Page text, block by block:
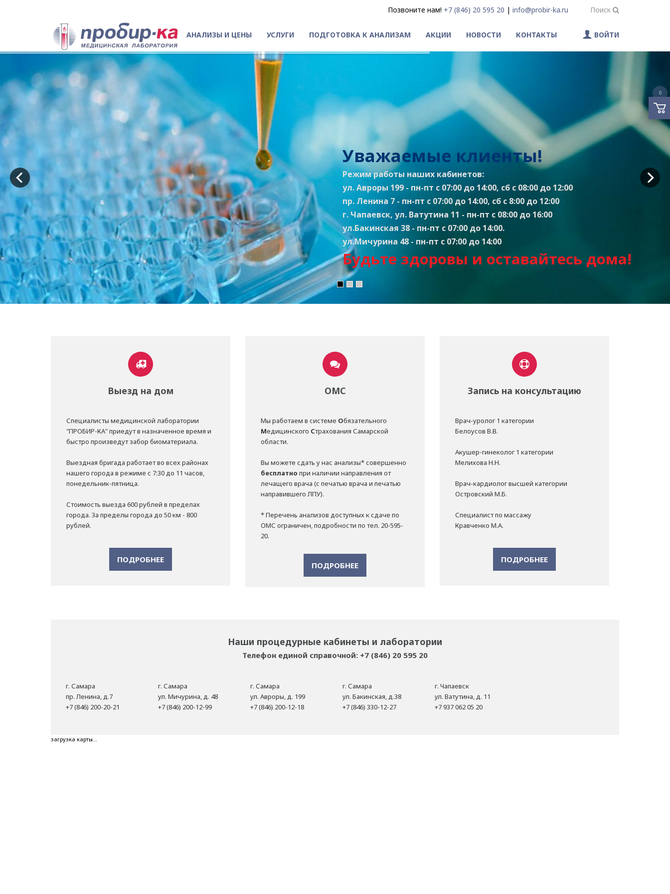
Позвоните нам! +7 (846) 20 595 20 | info@probir-ka.ru Поиск
АНАЛИЗЫ И ЦЕНЫ УСЛУГИ ПОДГОТОВКА К АНАЛИЗАМ АКЦИИ НОВОСТИ КОНТАКТЫ ВОЙТИ
Уважаемые клиенты!
Режим работы наших кабинетов:
ул. Авроры 199 - пн-пт с 07:00 до 14:00, сб с 08:00 до 12:00
пр. Ленина 7 - пн-пт с 07:00 до 14:00, сб с 8:00 до 12:00
г. Чапаевск, ул. Ватутина 11 - пн-пт с 08:00 до 16:00
ул.Бакинская 38 - пн-пт с 07:00 до 14:00.
ул.Мичурина 48 - пн-пт с 07:00 до 14:00
Будьте здоровы и оставайтесь дома!
Выезд на дом
Специалисты медицинской лаборатории
"ПРОБИР-КА" приедут в назначенное время и
быстро произведут забор биоматериала.
Выездная бригада работает во всех районах
нашего города в режиме с 7:30 до 11 часов,
понедельник-пятница.
Стоимость выезда 600 рублей в пределах
города. За пределы города до 50 км - 800
рублей.
ПОДРОБНЕЕ
ОМС
Мы работаем в системе Обязательного
Медицинского Страхования Самарской
области.
Вы можете сдать у нас анализы* совершенно
бесплатно при наличии направления от
лечащего врача (с печатью врача и печатью
направившего ЛПУ).
* Перечень анализов доступных к сдаче по
ОМС ограничен, подробности по тел. 20-595-
20.
ПОДРОБНЕЕ
Запись на консультацию
Врач-уролог 1 категории
Белоусов В.В.
Акушер-гинеколог 1 категории
Мелихова Н.Н.
Врач-кардиолог высшей категории
Островский М.Б.
Специалист по массажу
Кравченко М.А.
ПОДРОБНЕЕ
Наши процедурные кабинеты и лаборатории
Телефон единой справочной: +7 (846) 20 595 20
г. Самара
пр. Ленина, д.7
+7 (846) 200-20-21
г. Самара
ул. Мичурина, д. 48
+7 (846) 200-12-99
г. Самара
ул. Авроры, д. 199
+7 (846) 200-12-18
г. Самара
ул. Бакинская, д.38
+7 (846) 330-12-27
г. Чапаевск
ул. Ватутина, д. 11
+7 937 062 05 20
загрузка карты...
0